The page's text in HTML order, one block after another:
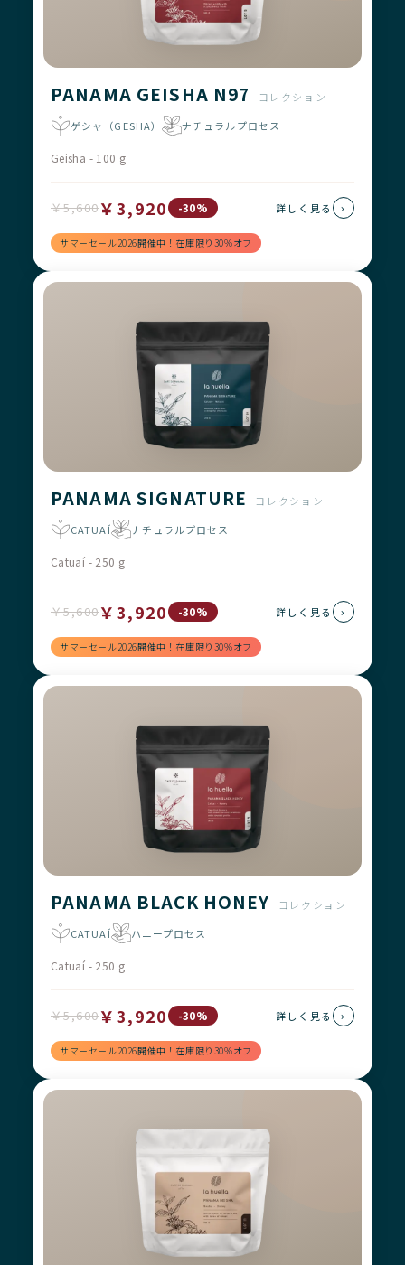
PANAMA GEISHA N97
コレクション
ゲシャ（GESHA）
ナチュラルプロセス
Geisha - 100 g
￥5,600￥3,920 -30%
サマーセール2026開催中！在庫限り30%オフ
詳しく見る ›
PANAMA SIGNATURE
コレクション
CATUAÍ
ナチュラルプロセス
Catuaí - 250 g
￥5,600￥3,920 -30%
サマーセール2026開催中！在庫限り30%オフ
詳しく見る ›
PANAMA BLACK HONEY
コレクション
CATUAÍ
ハニープロセス
Catuaí - 250 g
￥5,600￥3,920 -30%
サマーセール2026開催中！在庫限り30%オフ
詳しく見る ›